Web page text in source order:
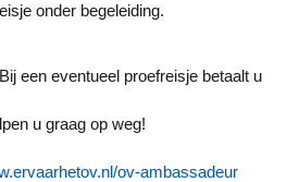
onder begeleiding.
een eventueel proefreisje betaalt u
u graag op weg!
ov-ambassadeur